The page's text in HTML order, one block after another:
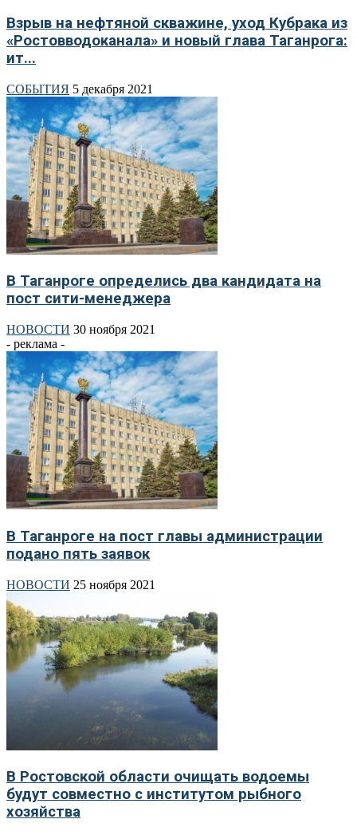
Взрыв на нефтяной скважине, уход Кубрака из
«Ростовводоканала» и новый глава Таганрога:
ит...
СОБЫТИЯ 5 декабря 2021
В Таганроге определись два кандидата на
пост сити-менеджера
НОВОСТИ 30 ноября 2021
- реклама -
В Таганроге на пост главы администрации
подано пять заявок
НОВОСТИ 25 ноября 2021
В Ростовской области очищать водоемы
будут совместно с институтом рыбного
хозяйства